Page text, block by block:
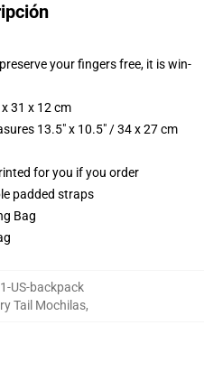
your fingers free, it is win-
31 x 12 cm
13.5" x 10.5" / 34 x 27 cm
for you if you order
padded straps
Bag
US-backpack
Tail Mochilas,